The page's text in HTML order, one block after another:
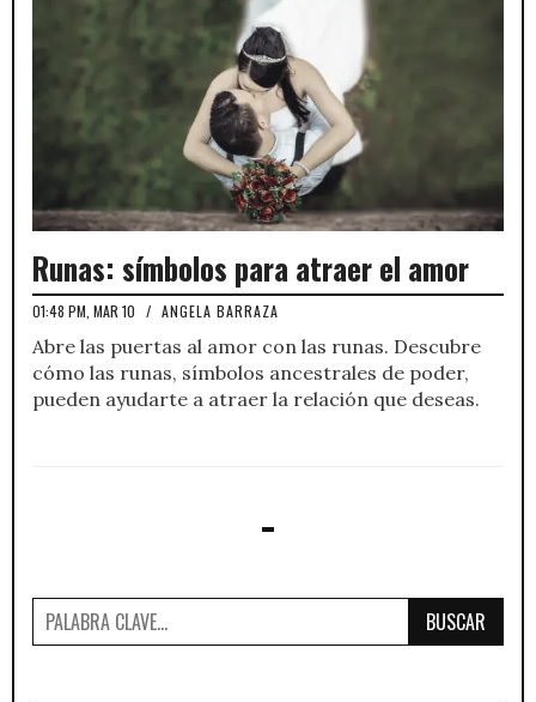
Runas: símbolos para atraer el amor
01:48 PM, MAR 10 / ANGELA BARRAZA
Abre las puertas al amor con las runas. Descubre
cómo las runas, símbolos ancestrales de poder,
pueden ayudarte a atraer la relación que deseas.
BUSCAR